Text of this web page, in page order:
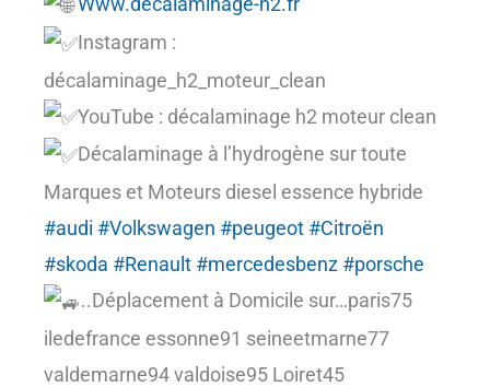
Instagram :
décalaminage_h2_moteur_clean
YouTube : décalaminage h2 moteur clean
Décalaminage à l’hydrogène sur toute
Marques et Moteurs diesel essence hybride
#audi #Volkswagen #peugeot #Citroën
#skoda #Renault #mercedesbenz #porsche
..Déplacement à Domicile sur…paris75
iledefrance essonne91 seineetmarne77
valdemarne94 valdoise95 Loiret45